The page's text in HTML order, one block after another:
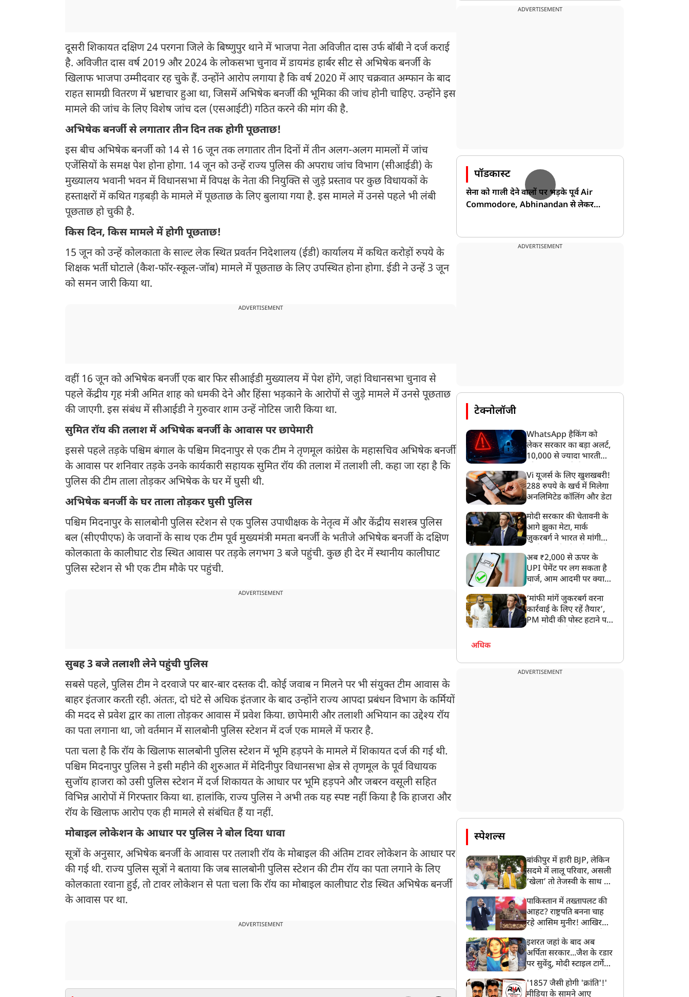
दूसरी शिकायत दक्षिण 24 परगना जिले के बिष्णुपुर थाने में भाजपा नेता अविजीत दास उर्फ बॉबी ने दर्ज कराई
है. अविजीत दास वर्ष 2019 और 2024 के लोकसभा चुनाव में डायमंड हार्बर सीट से अभिषेक बनर्जी के
खिलाफ भाजपा उम्मीदवार रह चुके हैं. उन्होंने आरोप लगाया है कि वर्ष 2020 में आए चक्रवात अम्फान के बाद
राहत सामग्री वितरण में भ्रष्टाचार हुआ था, जिसमें अभिषेक बनर्जी की भूमिका की जांच होनी चाहिए. उन्होंने इस
मामले की जांच के लिए विशेष जांच दल (एसआईटी) गठित करने की मांग की है.
अभिषेक बनर्जी से लगातार तीन दिन तक होगी पूछताछ!
इस बीच अभिषेक बनर्जी को 14 से 16 जून तक लगातार तीन दिनों में तीन अलग-अलग मामलों में जांच
एजेंसियों के समक्ष पेश होना होगा. 14 जून को उन्हें राज्य पुलिस की अपराध जांच विभाग (सीआईडी) के
मुख्यालय भवानी भवन में विधानसभा में विपक्ष के नेता की नियुक्ति से जुड़े प्रस्ताव पर कुछ विधायकों के
हस्ताक्षरों में कथित गड़बड़ी के मामले में पूछताछ के लिए बुलाया गया है. इस मामले में उनसे पहले भी लंबी
पूछताछ हो चुकी है.
किस दिन, किस मामले में होगी पूछताछ!
15 जून को उन्हें कोलकाता के साल्ट लेक स्थित प्रवर्तन निदेशालय (ईडी) कार्यालय में कथित करोड़ों रुपये के
शिक्षक भर्ती घोटाले (कैश-फॉर-स्कूल-जॉब) मामले में पूछताछ के लिए उपस्थित होना होगा. ईडी ने उन्हें 3 जून
को समन जारी किया था.
ADVERTISEMENT
वहीं 16 जून को अभिषेक बनर्जी एक बार फिर सीआईडी मुख्यालय में पेश होंगे, जहां विधानसभा चुनाव से
पहले केंद्रीय गृह मंत्री अमित शाह को धमकी देने और हिंसा भड़काने के आरोपों से जुड़े मामले में उनसे पूछताछ
की जाएगी. इस संबंध में सीआईडी ने गुरुवार शाम उन्हें नोटिस जारी किया था.
सुमित रॉय की तलाश में अभिषेक बनर्जी के आवास पर छापेमारी
इससे पहले तड़के पश्चिम बंगाल के पश्चिम मिदनापुर से एक टीम ने तृणमूल कांग्रेस के महासचिव अभिषेक बनर्जी
के आवास पर शनिवार तड़के उनके कार्यकारी सहायक सुमित रॉय की तलाश में तलाशी ली. कहा जा रहा है कि
पुलिस की टीम ताला तोड़कर अभिषेक के घर में घुसी थी.
अभिषेक बनर्जी के घर ताला तोड़कर घुसी पुलिस
पश्चिम मिदनापुर के सालबोनी पुलिस स्टेशन से एक पुलिस उपाधीक्षक के नेतृत्व में और केंद्रीय सशस्त्र पुलिस
बल (सीएपीएफ) के जवानों के साथ एक टीम पूर्व मुख्यमंत्री ममता बनर्जी के भतीजे अभिषेक बनर्जी के दक्षिण
कोलकाता के कालीघाट रोड स्थित आवास पर तड़के लगभग 3 बजे पहुंची. कुछ ही देर में स्थानीय कालीघाट
पुलिस स्टेशन से भी एक टीम मौके पर पहुंची.
ADVERTISEMENT
सुबह 3 बजे तलाशी लेने पहुंची पुलिस
सबसे पहले, पुलिस टीम ने दरवाजे पर बार-बार दस्तक दी. कोई जवाब न मिलने पर भी संयुक्त टीम आवास के
बाहर इंतजार करती रही. अंततः, दो घंटे से अधिक इंतजार के बाद उन्होंने राज्य आपदा प्रबंधन विभाग के कर्मियों
की मदद से प्रवेश द्वार का ताला तोड़कर आवास में प्रवेश किया. छापेमारी और तलाशी अभियान का उद्देश्य रॉय
का पता लगाना था, जो वर्तमान में सालबोनी पुलिस स्टेशन में दर्ज एक मामले में फरार है.
पता चला है कि रॉय के खिलाफ सालबोनी पुलिस स्टेशन में भूमि हड़पने के मामले में शिकायत दर्ज की गई थी.
पश्चिम मिदनापुर पुलिस ने इसी महीने की शुरुआत में मेदिनीपुर विधानसभा क्षेत्र से तृणमूल के पूर्व विधायक
सुजॉय हाजरा को उसी पुलिस स्टेशन में दर्ज शिकायत के आधार पर भूमि हड़पने और जबरन वसूली सहित
विभिन्न आरोपों में गिरफ्तार किया था. हालांकि, राज्य पुलिस ने अभी तक यह स्पष्ट नहीं किया है कि हाजरा और
रॉय के खिलाफ आरोप एक ही मामले से संबंधित हैं या नहीं.
मोबाइल लोकेशन के आधार पर पुलिस ने बोल दिया धावा
सूत्रों के अनुसार, अभिषेक बनर्जी के आवास पर तलाशी रॉय के मोबाइल की अंतिम टावर लोकेशन के आधार पर
की गई थी. राज्य पुलिस सूत्रों ने बताया कि जब सालबोनी पुलिस स्टेशन की टीम रॉय का पता लगाने के लिए
कोलकाता रवाना हुई, तो टावर लोकेशन से पता चला कि रॉय का मोबाइल कालीघाट रोड स्थित अभिषेक बनर्जी
के आवास पर था.
ADVERTISEMENT
ADVERTISEMENT
पॉडकास्ट
सेना को गाली देने वालों पर भड़के पूर्व Air
Commodore, Abhinandan से लेकर
ADVERTISEMENT
टेक्नोलॉजी
WhatsApp हैकिंग को
लेकर सरकार का बड़ा अलर्ट,
10,000 से ज्यादा भारतीयों
गया
Vi यूजर्स के लिए खुशखबरी!
288 रुपये के खर्च में मिलेगा
अनलिमिटेड कॉलिंग और डेटा
मोदी सरकार की चेतावनी के
आगे झुका मेटा, मार्क
ज़ुकरबर्ग ने भारत से मांगी
अब ₹2,000 से ऊपर के
UPI पेमेंट पर लग सकता है
चार्ज, आम आदमी पर क्या
‘मांफी मांगें जुकरबर्ग वरना
कार्रवाई के लिए रहें तैयार’,
PM मोदी की पोस्ट हटाने पर
अधिक
ADVERTISEMENT
स्पेशल्स
बांकीपुर में हारी BJP, लेकिन
सदमे में लालू परिवार, असली
‘खेला’ तो तेजस्वी के साथ हो
पाकिस्तान में तख्तापलट की
आहट? राष्ट्रपति बनना चाह
रहे आसिम मुनीर! आखिर
बनाया मोहरा?
इशरत जहां के बाद अब
अर्पिता सरकार...जैश के रडार
पर सुवेंदु, मोदी स्टाइल टार्गेट
बड़ा एक्शन!
'1857 जैसी होगी 'क्रांति'!'
मीडिया के सामने आए